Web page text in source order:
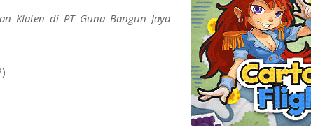
Klaten di PT Guna Bangun Jaya